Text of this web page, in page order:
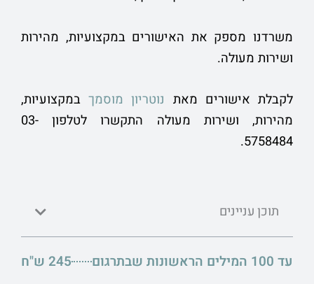
משרדנו מספק את האישורים במקצועיות, מהירות
ושירות מעולה.
לקבלת אישורים מאת נוטריון מוסמךבמקצועיות,
מהירות, ושירות מעולה התקשרו לטלפון 03-
5758484.
תוכן עניינים
עד 100 המילים הראשונות שבתרגום 245 ש"ח